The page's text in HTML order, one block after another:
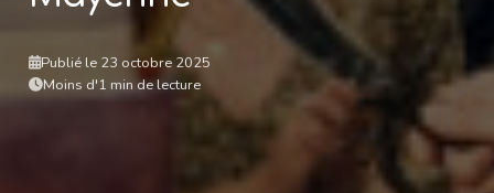
Publié le 23 octobre 2025
Moins d'1 min de lecture